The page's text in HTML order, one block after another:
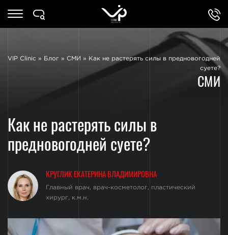
VIP Clinic » Блог » СМИ »
Как не растерять силы в предновогодней
суете?
СМИ
Как не растерять силы в
предновогодней суете?
КРУГЛИК ЕКАТЕРИНА ВЛАДИМИРОВНА
Главный врач, врач-косметолог, пластический
хирург, к.м.н.